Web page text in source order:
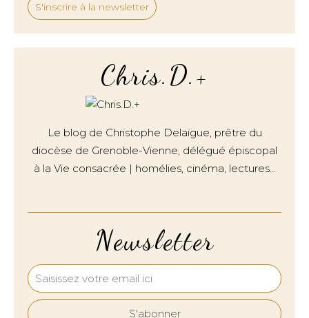
S'inscrire à la newsletter
Newsletter
Chris.D.+
Le blog de Christophe Delaigue, prêtre du
diocèse de Grenoble-Vienne, délégué épiscopal
à la Vie consacrée | homélies, cinéma, lectures…